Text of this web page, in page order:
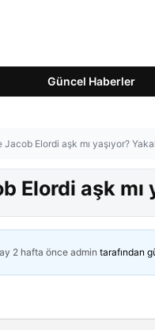
Güncel Haberler
Elordi aşk mı yaşıyor?
Elordi aşk mı
2 hafta önceadmin tarafından